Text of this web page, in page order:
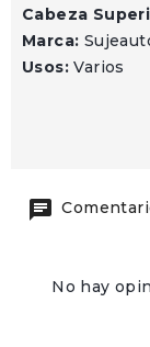
Cabeza
Marca:
Usos: Varios
No hay